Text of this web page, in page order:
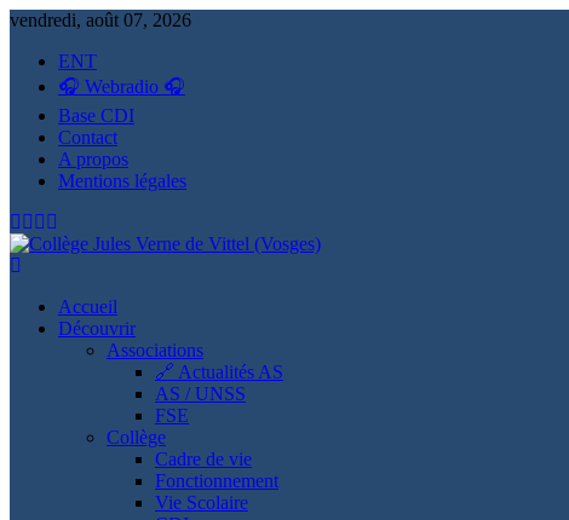
vendredi, août 07, 2026
ENT
🎧 Webradio 🎧
Base CDI
Contact
A propos
Mentions légales
Accueil
Découvrir
Associations
🔗 Actualités AS
AS / UNSS
FSE
Collège
Cadre de vie
Fonctionnement
Vie Scolaire